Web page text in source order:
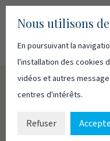
Nous utilisons
En poursuivant la
l'installation des cookies
vidéos et autres
centres d'intérêts.
Refuser